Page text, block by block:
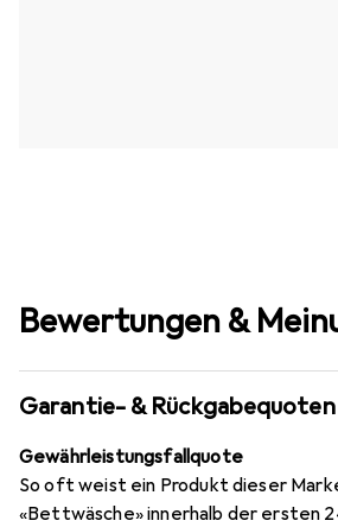
Bewertungen &
Garantie- & Rückgabequoten
Gewährleistungsfallquote
So oft weist ein Produkt dieser
«Bettwäsche» innerhalb der ersten